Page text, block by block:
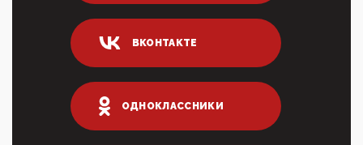
логических двухЗаполнение ИНН при любых
переводах по ...
03:35, 10 Апреля 2026
крупных банках по итогам 2025 года превысило 63
млрд руб. ...
03:01, 10 Апреля 2026
ВКОНТАКТЕ
ОДНОКЛАССНИКИ